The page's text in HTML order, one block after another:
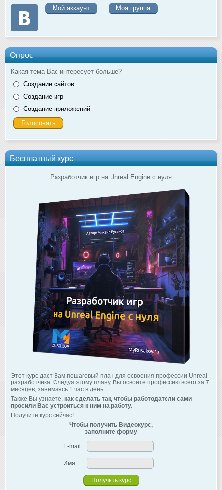
Мой аккаунт
Моя группа
Опрос
Какая тема Вас интересует больше?
Создание сайтов
Создание игр
Создание приложений
Бесплатный курс
Разработчик игр на Unreal Engine с нуля
Этот курс даст Вам пошаговый план для освоения профессии Unreal-
разработчика. Следуя этому плану, Вы освоите профессию всего за 7
месяцев, занимаясь 1 час в день.
Также Вы узнаете, как сделать так, чтобы работодатели сами
просили Вас устроиться к ним на работу.
Получите курс сейчас!
Чтобы получить Видеокурс,
заполните форму
E-mail:
Имя: